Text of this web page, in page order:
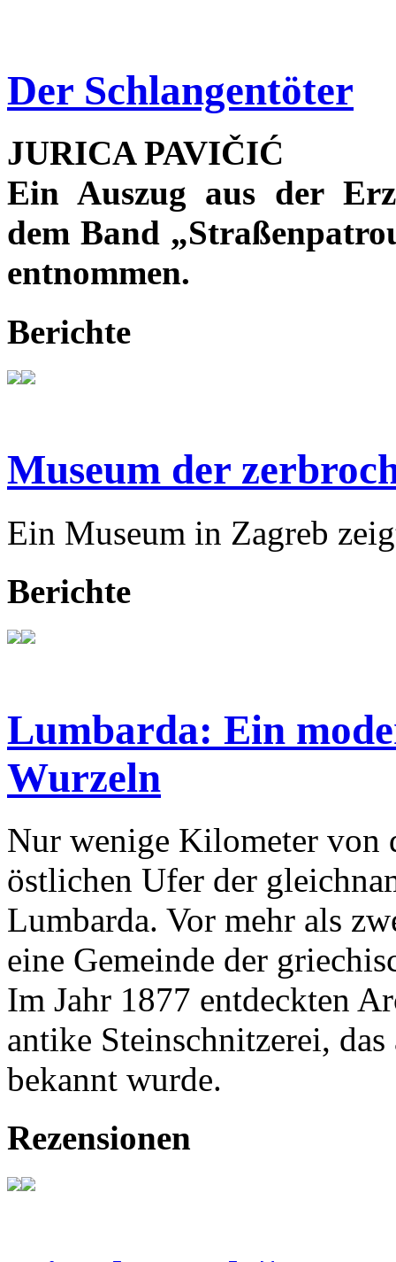
Der Schlangentöter
JURICA PAVIČIĆ
Ein Auszug aus der
dem Band
entnommen.
Berichte
Museum der
Ein Museum in Zagreb
Berichte
Lumbarda: Ein
Wurzeln
Nur wenige Kilometer von
östlichen Ufer der
Lumbarda. Vor mehr als
eine Gemeinde der
Im Jahr 1877 entdeckten
antike Steinschnitzerei,
bekannt wurde.
Rezensionen